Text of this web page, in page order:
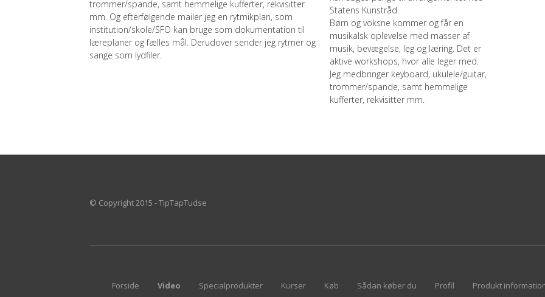
trommer/spande, samt hemmelige kufferter, rekvisitter
mm. Og efterfølgende mailer jeg en rytmikplan, som
institution/skole/SFO kan bruge som dokumentation til
læreplaner og fælles mål. Derudover sender jeg rytmer og
sange som lydfiler.
Statens Kunstråd.
Børn og voksne kommer og får en
musikalsk oplevelse med masser af
musik, bevægelse, leg og læring. Det er
aktive workshops, hvor alle leger med.
Jeg medbringer keyboard, ukulele/guitar,
trommer/spande, samt hemmelige
kufferter, rekvisitter mm.
© Copyright 2015 - TipTapTudse
Forside Video Specialprodukter Kurser Køb Sådan køber du Profil Produkt